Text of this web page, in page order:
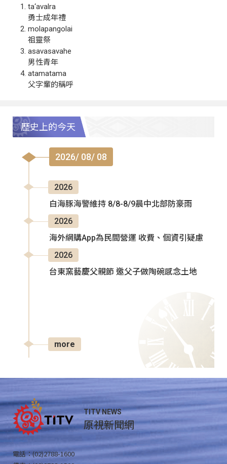
ta‘avalra
勇士成年禮
molapangolai
祖靈祭
asavasavahe
男性青年
atamatama
父字輩的稱呼
歷史上的今天
2026/ 08/ 08
2026
白海豚海警維持 8/8-8/9晨中北部防豪雨
2026
海外網購App為民間營運 收費、個資引疑慮
2026
台東窯藝慶父親節 邀父子做陶碗感念土地
more
TITV NEWS
原視新聞網
電話：(02)2788-1600